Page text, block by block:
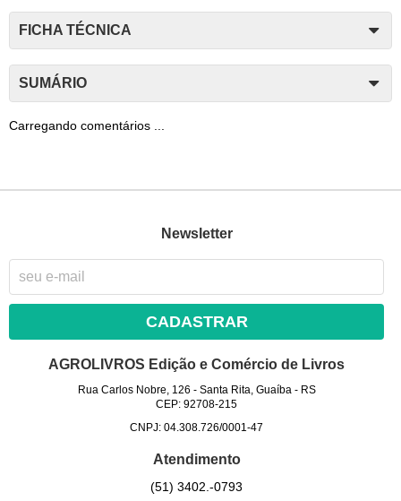
FICHA TÉCNICA
SUMÁRIO
Carregando comentários ...
Newsletter
CADASTRAR
AGROLIVROS Edição e Comércio de Livros
Rua Carlos Nobre, 126 - Santa Rita, Guaíba- RS
CEP: 92708-215
CNPJ: 04.308.726/0001-47
Atendimento
(51) 3402.-0793